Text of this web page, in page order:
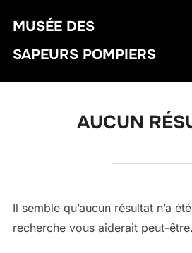
contenu
MUSÉE DES
SAPEURS POMPIERS
AUCUN
Il semble qu’aucun résultat n’a
recherche vous aiderait peut-être.